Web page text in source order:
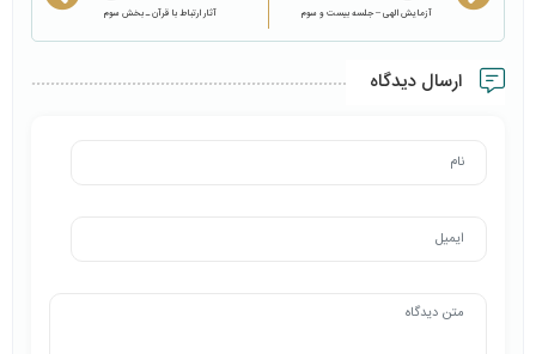
آزمایش الهی – جلسه بیست و سوم آثار ارتباط با قرآن ـ بخش سوم
ارسال دیدگاه